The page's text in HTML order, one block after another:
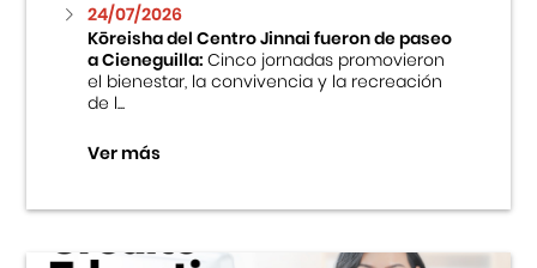
Fondo Editorial
Teatro Peruano Japonés
24/07/2026
Kōreisha del Centro Jinnai fueron de paseo
a Cieneguilla:Cinco jornadas promovieron
el bienestar, la convivencia y la recreación
de l...
Ver más